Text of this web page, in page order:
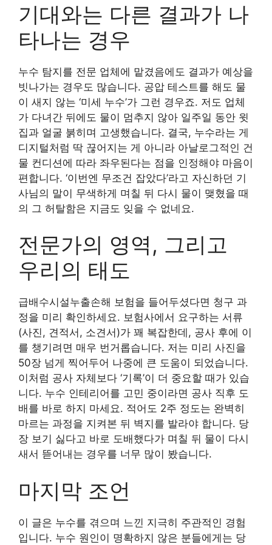
기대와는 다른 결과가 나
타나는 경우
누수 탐지를 전문 업체에 맡겼음에도 결과가 예상을
빗나가는 경우도 많습니다. 공압 테스트를 해도 물
이 새지 않는 ‘미세 누수’가 그런 경우죠. 저도 업체
가 다녀간 뒤에도 물이 멈추지 않아 일주일 동안 윗
집과 얼굴 붉히며 고생했습니다. 결국, 누수라는 게
디지털처럼 딱 끊어지는 게 아니라 아날로그적인 건
물 컨디션에 따라 좌우된다는 점을 인정해야 마음이
편합니다. ‘이번엔 무조건 잡았다’라고 자신하던 기
사님의 말이 무색하게 며칠 뒤 다시 물이 맺혔을 때
의 그 허탈함은 지금도 잊을 수 없네요.
전문가의 영역, 그리고
우리의 태도
급배수시설누출손해 보험을 들어두셨다면 청구 과
정을 미리 확인하세요. 보험사에서 요구하는 서류
(사진, 견적서, 소견서)가 꽤 복잡한데, 공사 후에 이
를 챙기려면 매우 번거롭습니다. 저는 미리 사진을
50장 넘게 찍어두어 나중에 큰 도움이 되었습니다.
이처럼 공사 자체보다 ‘기록’이 더 중요할 때가 있습
니다. 누수 인테리어를 고민 중이라면 공사 직후 도
배를 바로 하지 마세요. 적어도 2주 정도는 완벽히
마르는 과정을 지켜본 뒤 벽지를 발라야 합니다. 당
장 보기 싫다고 바로 도배했다가 며칠 뒤 물이 다시
새서 뜯어내는 경우를 너무 많이 봤습니다.
마지막 조언
이 글은 누수를 겪으며 느낀 지극히 주관적인 경험
입니다. 누수 원인이 명확하지 않은 분들에게는 당